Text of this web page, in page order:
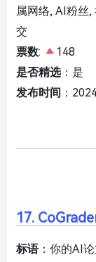
属网络, AI粉丝
交
票数:
148
是否精选：是
发布时间 ：
17.
标语：你的AI